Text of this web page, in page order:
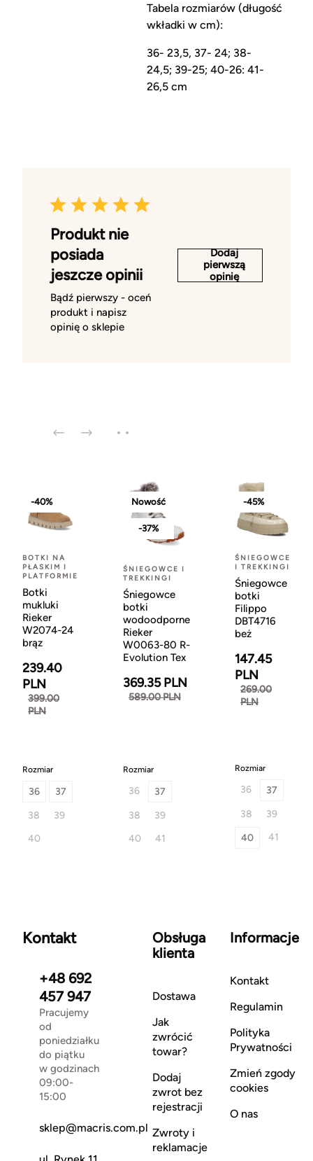
Tabela rozmiarów (długość
wkładki w cm):
36- 23,5, 37- 24; 38-
24,5; 39-25; 40-26: 41-
26,5 cm
Produkt nie
posiada
jeszcze opinii
Bądź pierwszy - oceń
produkt i napisz
opinię o sklepie
Dodaj
pierwszą
opinię
-40%
BOTKI NA
PŁASKIM I
PLATFORMIE
Botki
mukluki
Rieker
W2074-24
brąz
239.40
PLN
399.00
PLN
Rozmiar
36
37
38
39
40
Nowość
-37%
ŚNIEGOWCE I
TREKKINGI
Śniegowce
botki
wodoodporne
Rieker
W0063-80 R-
Evolution Tex
369.35 PLN
589.00 PLN
Rozmiar
36
37
38
39
40
41
-45%
ŚNIEGOWCE
I TREKKINGI
Śniegowce
botki
Filippo
DBT4716
beż
147.45
PLN
269.00
PLN
Rozmiar
36
37
38
39
40
41
Kontakt
+48 692
457 947
Pracujemy
od
poniedziałku
do piątku
w godzinach
09:00-
15:00
sklep@macris.com.pl
Obsługa
klienta
Dostawa
Jak
zwrócić
towar?
Dodaj
zwrot bez
rejestracji
Zwroty i
reklamacje
Informacje
Kontakt
Regulamin
Polityka
Prywatności
Zmień zgody
cookies
O nas